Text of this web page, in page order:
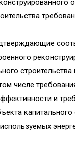
строительства
числе
и
капитального